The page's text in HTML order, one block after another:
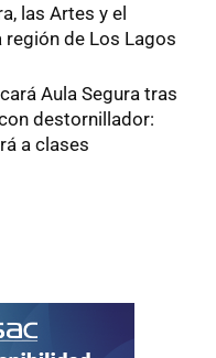
las Artes y el
de Los Lagos
Aula Segura tras
destornillador:
a clases